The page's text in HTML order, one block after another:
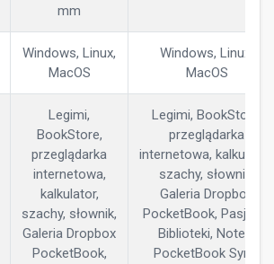
mm
Windows, Linux,
MacOS
Windows, Linux,
MacOS
Legimi,
BookStore,
przeglądarka
internetowa,
kalkulator,
szachy, słownik,
Galeria Dropbox
PocketBook,
Legimi, BookStore,
przeglądarka
internetowa, kalkulator,
szachy, słownik,
Galeria Dropbox
PocketBook, Pasjans,
Biblioteki, Notes,
PocketBook Sync,